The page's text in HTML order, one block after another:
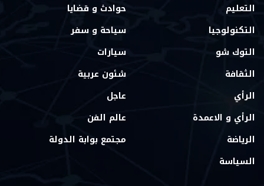
التعليم
التكنولوجيا
التوك شو
الثقافة
الرأي
الرأي و الاعمدة
الرياضة
السياسة
حوادث و قضايا
سياحة و سفر
سيارات
شئون عربية
عاجل
عالم الفن
مجتمع بوابة الدولة